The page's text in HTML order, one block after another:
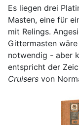
Es liegen drei
Masten, eine für
mit Relings.
Gittermasten
notwendig - aber
entspricht der
Cruisers von